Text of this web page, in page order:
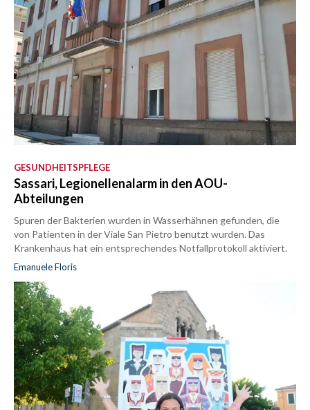
GESUNDHEITSPFLEGE
Sassari, Legionellenalarm in den AOU-
Abteilungen
Spuren der Bakterien wurden in Wasserhähnen gefunden, die
von Patienten in der Viale San Pietro benutzt wurden. Das
Krankenhaus hat ein entsprechendes Notfallprotokoll aktiviert.
Emanuele Floris